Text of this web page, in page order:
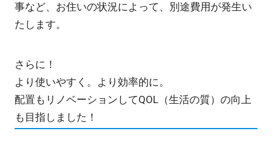
事など、お住いの状況によって、別途費用が発生い
たします。
さらに！
より使いやすく。より効率的に。
配置もリノベーションしてQOL（生活の質）の向上
も目指しました！